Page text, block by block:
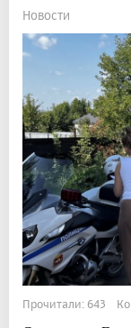
Новости
Прочитали: 643